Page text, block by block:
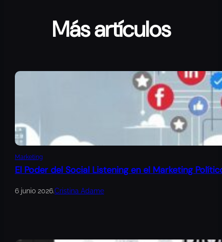
Más artículos
Marketing
El Poder del Social Listening en el Marketing
6 junio 2026.Cristina Adame